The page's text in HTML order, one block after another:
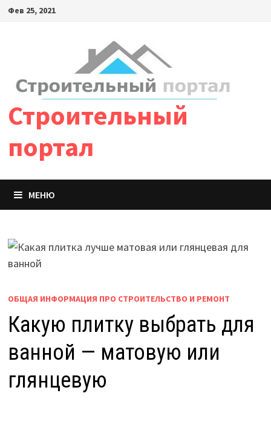
Фев 25, 2021
Строительный
портал
МЕНЮ
ОБЩАЯ ИНФОРМАЦИЯ ПРО СТРОИТЕЛЬСТВО И РЕМОНТ
Какую плитку выбрать для
ванной — матовую или
глянцевую